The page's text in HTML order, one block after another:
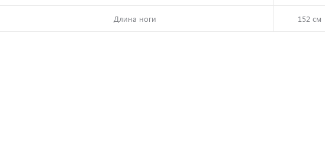
Длина ноги 152 см